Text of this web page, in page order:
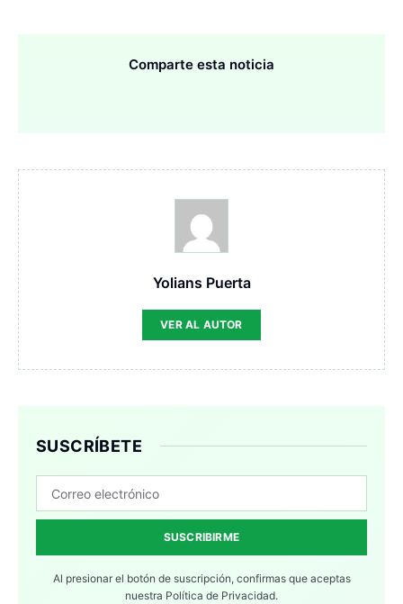
Comparte esta noticia
Yolians Puerta
VER AL AUTOR
SUSCRÍBETE
SUSCRIBIRME
Al presionar el botón de suscripción, confirmas que aceptas
nuestra Política de Privacidad.